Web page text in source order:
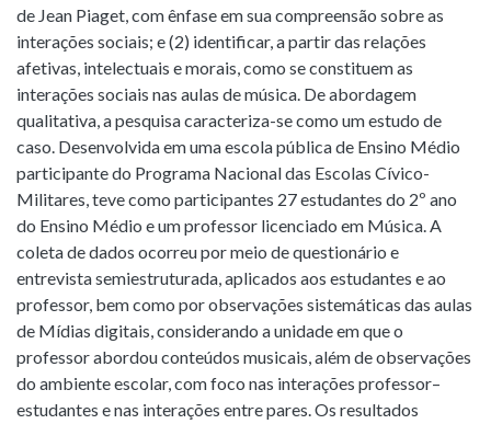
de Jean Piaget, com ênfase em sua compreensão sobre as
interações sociais; e (2) identificar, a partir das relações
afetivas, intelectuais e morais, como se constituem as
interações sociais nas aulas de música. De abordagem
qualitativa, a pesquisa caracteriza-se como um estudo de
caso. Desenvolvida em uma escola pública de Ensino Médio
participante do Programa Nacional das Escolas Cívico-
Militares, teve como participantes 27 estudantes do 2º ano
do Ensino Médio e um professor licenciado em Música. A
coleta de dados ocorreu por meio de questionário e
entrevista semiestruturada, aplicados aos estudantes e ao
professor, bem como por observações sistemáticas das aulas
de Mídias digitais, considerando a unidade em que o
professor abordou conteúdos musicais, além de observações
do ambiente escolar, com foco nas interações professor–
estudantes e nas interações entre pares. Os resultados